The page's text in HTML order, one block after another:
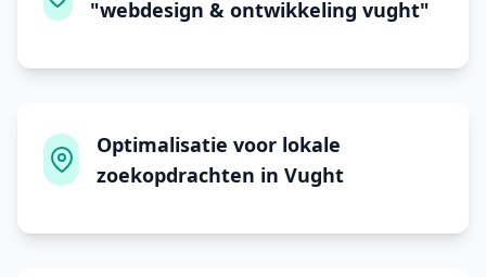
"webdesign & ontwikkeling vught"
Optimalisatie voor lokale
zoekopdrachten in Vught